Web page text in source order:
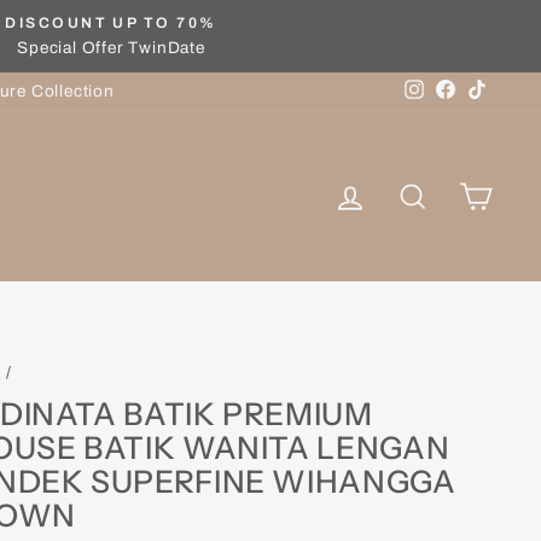
DISCOUNT UP TO 70%
Special Offer TwinDate
Collection Instagram
Facebook
Log in SearchCart
/
BATIK PREMIUM
BATIK WANITA LENGAN
SUPERFINE WIHANGGA